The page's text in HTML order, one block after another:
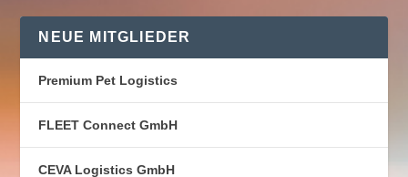
NEUE MITGLIEDER
Premium Pet Logistics
FLEET Connect GmbH
CEVA Logistics GmbH